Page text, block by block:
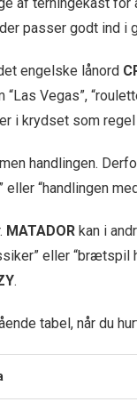
af terningekast
passer godt ind i
engelske lånord
Vegas”,
i krydset som
handlingen.
“handlingen
MATADOR kan i
eller
.
tabel, når du